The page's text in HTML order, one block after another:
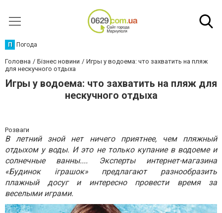
П Погода
Головна Бізнес новини
Игры у водоема: что захватить на пляж
для нескучного отдыха
Игры у водоема: что захватить на пляж для
нескучного отдыха
Розваги
В летний зной нет ничего приятнее, чем пляжный
отдыхом у воды. И это не только купание в водоеме и
солнечные ванны.... Эксперты интернет-магазина
«Будинок iграшок» предлагают разнообразить
плажный досуг и интересно провести время за
веселыми играми.